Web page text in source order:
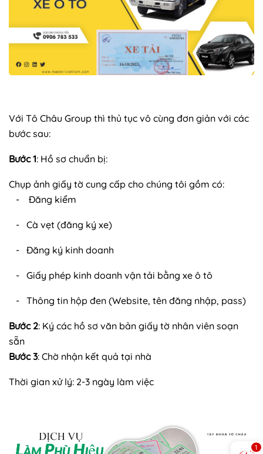
Với Tô Châu Group thì thủ tục vô cùng đơn giản với các
bước sau:
Bước 1: Hồ sơ chuẩn bị:
Chụp ảnh giấy tờ cung cấp cho chúng tôi gồm có:
- Đăng kiểm
- Cà vẹt (đăng ký xe)
- Đăng ký kinh doanh
- Giấy phép kinh doanh vận tải bằng xe ô tô
- Thông tin hộp đen (Website, tên đăng nhập, pass)
Bước 2: Ký các hồ sơ văn bản giấy tờ nhân viên soạn
sẵn
Bước 3: Chờ nhận kết quả tại nhà
Thời gian xử lý: 2-3 ngày làm việc
1